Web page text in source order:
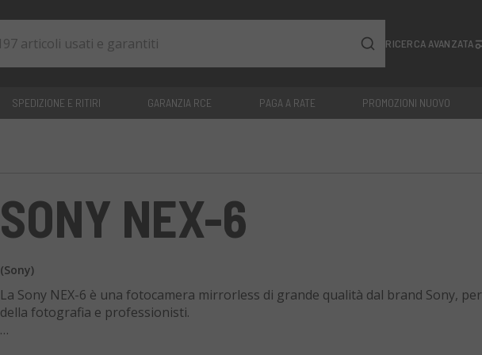
RICERCA AVANZATA
SPEDIZIONE E RITIRI GARANZIA RCE PAGA A RATE PROMOZIONI NUOVO
SONY NEX-6
(Sony)
La Sony NEX-6 è una fotocamera mirrorless di grande qualità dal brand Sony,
della fotografia e professionisti.